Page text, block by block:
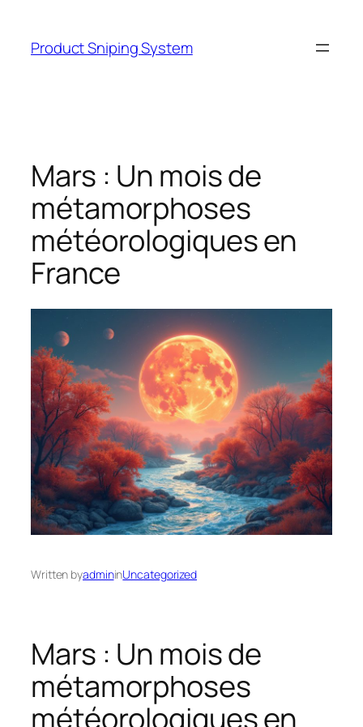
content
Product Sniping System
Mars : Un mois de
métamorphoses
météorologiques en
France
Written byadmininUncategorized
Mars : Un mois de
métamorphoses
météorologiques en